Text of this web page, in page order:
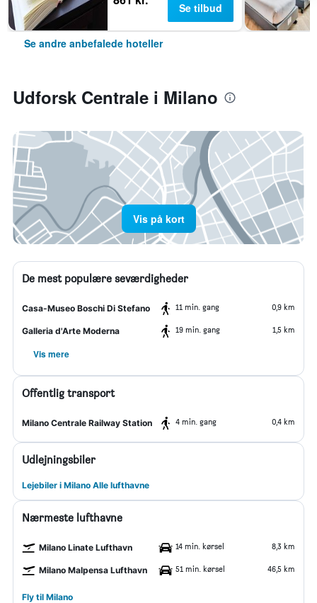
Se tilbud
Se andre anbefalede hoteller
Udforsk Centrale i Milano
Vis på kort
De mest populære seværdigheder
Casa-Museo Boschi Di Stefano 11 min. gang 0,9 km
Galleria d'Arte Moderna 19 min. gang 1,5 km
Vis mere
Offentlig transport
Milano Centrale Railway Station 4 min. gang 0,4 km
Udlejningsbiler
Lejebiler i Milano Alle lufthavne
Nærmeste lufthavne
Milano Linate Lufthavn 14 min. kørsel 8,3 km
Milano Malpensa Lufthavn 51 min. kørsel 46,5 km
Fly til Milano